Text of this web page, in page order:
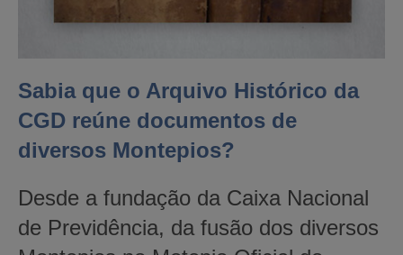
Sabia que o Arquivo Histórico da
CGD reúne documentos de
diversos Montepios?
Desde a fundação da Caixa Nacional
de Previdência, da fusão dos diversos